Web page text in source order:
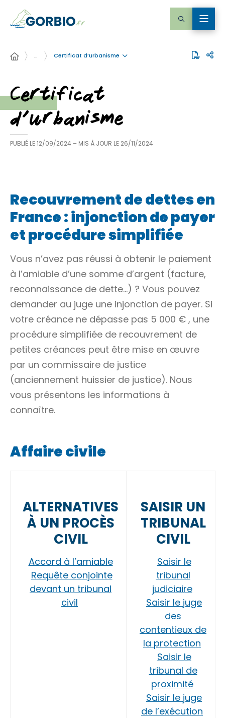
… Certificat d’urbanisme
Certificat
d’urbanisme
PUBLIÉ LE12/09/2024 – MIS À JOUR LE 26/11/2024
Recouvrement de dettes en
France : injonction de payer
et procédure simplifiée
Vous n’avez pas réussi à obtenir le paiement
à l’amiable d’une somme d’argent (facture,
reconnaissance de dette…) ? Vous pouvez
demander au juge une injonction de payer. Si
votre créance ne dépasse pas 5 000 € , une
procédure simplifiée de recouvrement de
petites créances peut être mise en œuvre
par un commissaire de justice
(anciennement huissier de justice). Nous
vous présentons les informations à
connaître.
Affaire civile
ALTERNATIVES
À UN PROCÈS
CIVIL
Accord à l’amiable
Requête conjointe
devant un tribunal
civil
SAISIR UN
TRIBUNAL
CIVIL
Saisir le
tribunal
judiciaire
Saisir le juge
des
contentieux de
la protection
Saisir le
tribunal de
proximité
Saisir le juge
de l’exécution